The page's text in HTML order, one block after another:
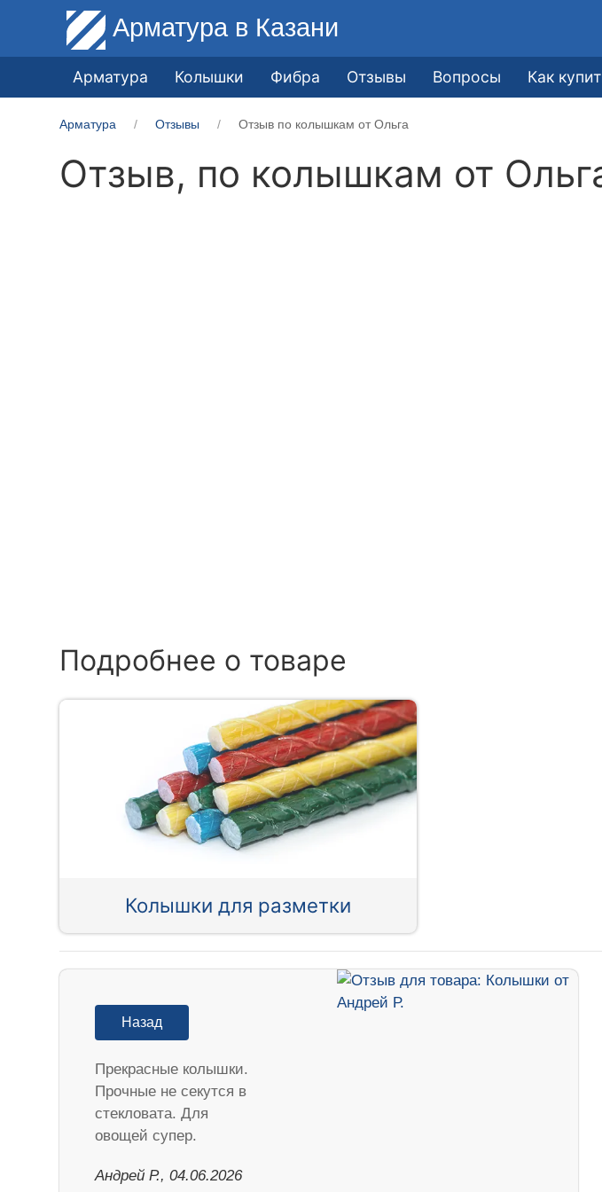
Арматура в Казани
Арматура Колышки Фибра Отзывы Вопросы Как
Арматура Отзывы Отзыв по колышкам от Ольга
Отзыв, по колышкам от
Подробнее о товаре
Колышки для разметки
Назад
Прекрасные колышки.
Прочные не секутся в
стекловата. Для
овощей супер.
Андрей Р., 04.06.2026